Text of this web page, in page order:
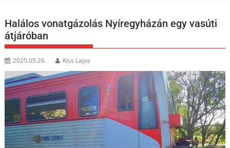
Halálos vonatgázolás Nyíregyházán egy vasúti
átjáróban
2025.05.26. Kiss Lajos